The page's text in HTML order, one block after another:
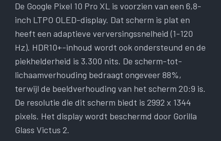
De Google Pixel 10 Pro XL is voorzien van een 6,8-
inch LTPO OLED-display. Dat scherm is plat en
heeft een adaptieve verversingssnelheid (1-120
Hz). HDR10+-inhoud wordt ook ondersteund en de
piekhelderheid is 3.300 nits. De scherm-tot-
lichaamverhouding bedraagt ​​ongeveer 88%,
terwijl de beeldverhouding van het scherm 20:9 is.
De resolutie die dit scherm biedt is 2992 x 1344
pixels. Het display wordt beschermd door Gorilla
Glass Victus 2.